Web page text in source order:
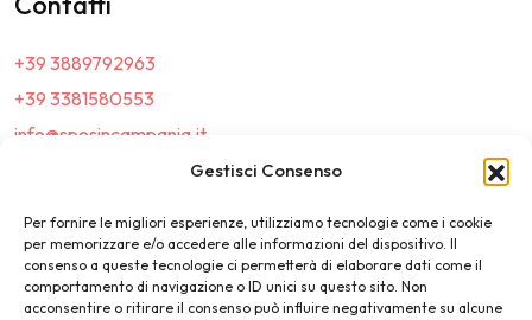
Gestisci Consenso
Per fornire le migliori esperienze, utilizziamo tecnologie come i cookie
per memorizzare e/o accedere alle informazioni del dispositivo. Il
consenso a queste tecnologie ci permetterà di elaborare dati come il
comportamento di navigazione o ID unici su questo sito. Non
acconsentire o ritirare il consenso può influire negativamente su alcune
+39 3889792963
+39 3381580553
info@sposincampania.it
sposincampania@pec.it
Link
Top100